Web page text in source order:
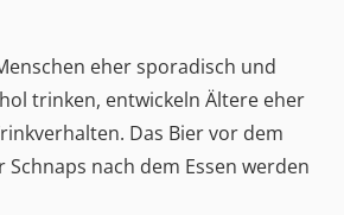
eher sporadisch und
trinken, entwickeln Ältere eher
Das Bier vor dem
nach dem Essen werden